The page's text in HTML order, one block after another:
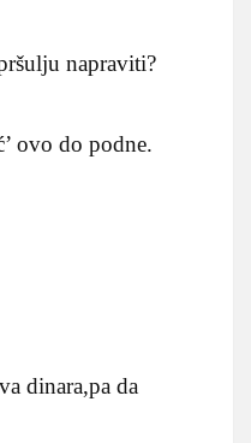
napraviti?
ovo do podne.
dinara,pa da